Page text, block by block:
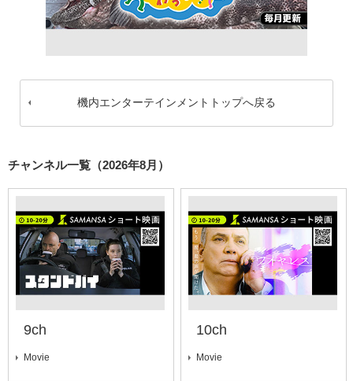
機内エンターテインメントトップへ戻る
チャンネル一覧（2026年8月）
9ch
Movie
10ch
Movie